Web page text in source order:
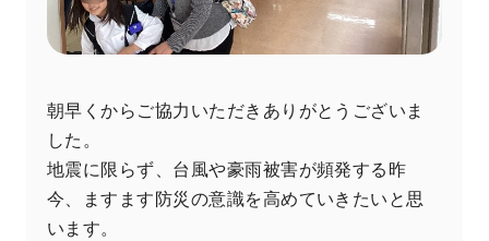
朝早くからご協力いただきありがとうございま
した。
地震に限らず、台風や豪雨被害が頻発する昨
今、ますます防災の意識を高めていきたいと思
います。